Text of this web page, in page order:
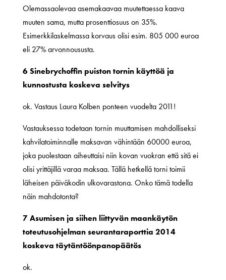
Olemassaolevaa asemakaavaa muutettaessa kaava
muuten sama, mutta prosenttiosuus on 35%.
Esimerkkilaskelmassa korvaus olisi esim. 805 000 euroa
eli 27% arvonnoususta.
6 Sinebrychoffin puiston tornin käyttöä ja
kunnostusta koskeva selvitys
ok. Vastaus Laura Kolben ponteen vuodelta 2011!
Vastauksessa todetaan tornin muuttamisen mahdolliseksi
kahvilatoiminnalle maksavan vähintään 60000 euroa,
joka puolestaan aiheuttaisi niin kovan vuokran että sitä ei
olisi yrittäjillä varaa maksaa. Tällä hetkellä torni toimii
läheisen päiväkodin ulkovarastona. Onko tämä todella
näin mahdotonta?
7 Asumisen ja siihen liittyvän maankäytön
toteutusohjelman seurantaraporttia 2014
koskeva täytäntöönpanopäätös
ok.